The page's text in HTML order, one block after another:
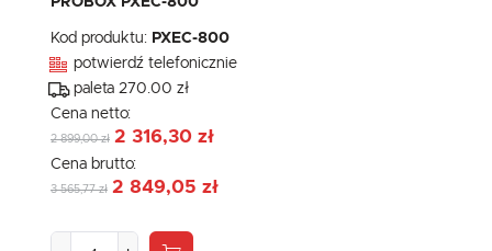
Kod produktu: PXEC-800
potwierdź telefonicznie
paleta 270.00 zł
Cena netto:
2 899,00 zł 2 316,30 zł
Cena brutto:
3 565,77 zł 2 849,05 zł